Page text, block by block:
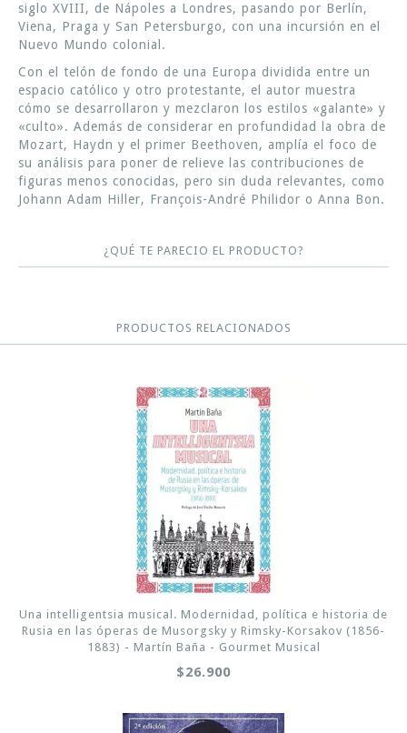
siglo XVIII, de Nápoles a Londres, pasando por Berlín,
Viena, Praga y San Petersburgo, con una incursión en el
Nuevo Mundo colonial.
Con el telón de fondo de una Europa dividida entre un
espacio católico y otro protestante, el autor muestra
cómo se desarrollaron y mezclaron los estilos «galante» y
«culto». Además de considerar en profundidad la obra de
Mozart, Haydn y el primer Beethoven, amplía el foco de
su análisis para poner de relieve las contribuciones de
figuras menos conocidas, pero sin duda relevantes, como
Johann Adam Hiller, François-André Philidor o Anna Bon.
¿QUÉ TE PARECIO EL PRODUCTO?
PRODUCTOS RELACIONADOS
Una intelligentsia musical. Modernidad, política e historia de
Rusia en las óperas de Musorgsky y Rimsky-Korsakov (1856-
1883) - Martín Baña - Gourmet Musical
$26.900